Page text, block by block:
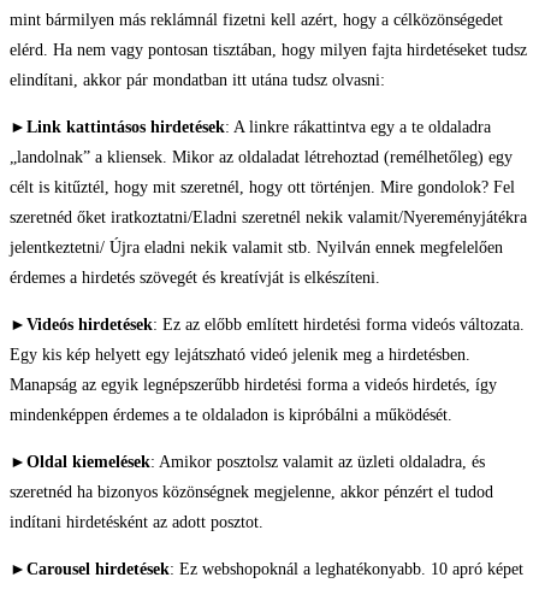
mint bármilyen más reklámnál fizetni kell azért, hogy a célközönségedet
elérd. Ha nem vagy pontosan tisztában, hogy milyen fajta hirdetéseket tudsz
elindítani, akkor pár mondatban itt utána tudsz olvasni:
► Link kattintásos hirdetések: A linkre rákattintva egy a te oldaladra
„landolnak” a kliensek. Mikor az oldaladat létrehoztad (remélhetőleg) egy
célt is kitűztél, hogy mit szeretnél, hogy ott történjen. Mire gondolok? Fel
szeretnéd őket iratkoztatni/Eladni szeretnél nekik valamit/Nyereményjátékra
jelentkeztetni/ Újra eladni nekik valamit stb. Nyilván ennek megfelelően
érdemes a hirdetés szövegét és kreatívját is elkészíteni.
► Videós hirdetések: Ez az előbb említett hirdetési forma videós változata.
Egy kis kép helyett egy lejátszható videó jelenik meg a hirdetésben.
Manapság az egyik legnépszerűbb hirdetési forma a videós hirdetés, így
mindenképpen érdemes a te oldaladon is kipróbálni a működését.
► Oldal kiemelések: Amikor posztolsz valamit az üzleti oldaladra, és
szeretnéd ha bizonyos közönségnek megjelenne, akkor pénzért el tudod
indítani hirdetésként az adott posztot.
► Carousel hirdetések: Ez webshopoknál a leghatékonyabb. 10 apró képet